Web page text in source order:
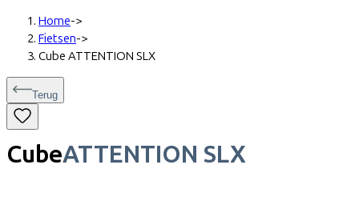
Home->
Fietsen->
Cube ATTENTION SLX
Terug
CubeATTENTION SLX